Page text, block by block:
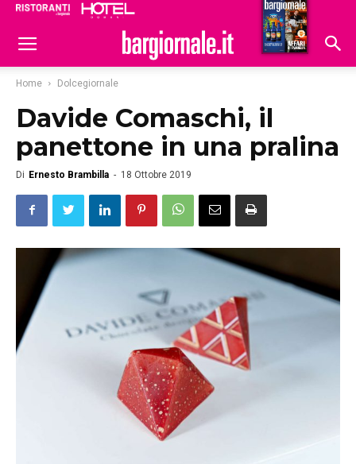
Hoteldomani
Home Dolcegiornale
Davide Comaschi, il
panettone in una pralina
Di Ernesto Brambilla - 18 Ottobre 2019